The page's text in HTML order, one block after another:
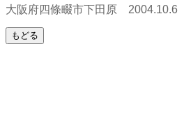
大阪府四條畷市下田原 2004.10.6